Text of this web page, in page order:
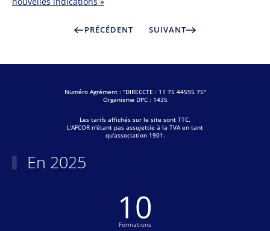
PRÉCÉDENT SUIVANT
Numéro Agrément : "DIRECCTE : 11 75 44595 75"
Organisme DPC : 1435
Les tarifs affichés sur le site sont TTC.
L'AFCOR n'étant pas assujettie à la TVA en tant
qu'association 1901.
En 2025
10
Formations